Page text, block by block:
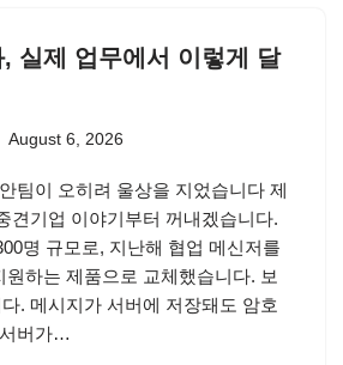
실제 업무에서 이렇게 달
August 6, 2026
팀이 오히려 울상을 지었습니다 제
견기업 이야기부터 꺼내겠습니다.
명 규모로, 지난해 협업 메신저를
원하는 제품으로 교체했습니다. 보
. 메시지가 서버에 저장돼도 암호
버가…